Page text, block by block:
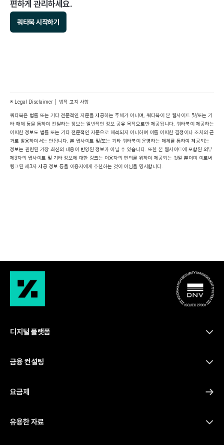
편하게 관리하세요.
쿼타북 시작하기
※ Legal Disclaimer │ 법적 고지 사항
쿼타북은 법률 또는 기타 전문적인 자문을 제공하는 주체가 아니며, 쿼타북이 본 웹사이트 및/또는 기
타 매체 등을 통하여 전달하는 정보는 일반적인 정보 공유 목적으로만 제공됩니다. 쿼타북이 제공하는
어떠한 정보도 법률 또는 기타 전문적인 자문으로 해석되지 아니하며 이를 어떠한 결정이나 조치의 근
거로 활용하여서는 안됩니다. 본 웹사이트 및/또는 기타 쿼타북이 운영하는 매체를 통하여 제공되는
정보는 관련된 가장 최신의 내용이 반영된 정보가 아닐 수 있습니다. 또한 본 웹사이트에 포함된 외부
제3자의 웹사이트 및 기타 정보에 대한 링크는 이용자의 편의를 위하여 제공되는 것일 뿐이며 이로써
링크된 제3자 제공 정보 등을 이용자에게 추천하는 것이 아님을 명시합니다.
디지털 플랫폼
금융 컨설팅
요금제
유용한 자료